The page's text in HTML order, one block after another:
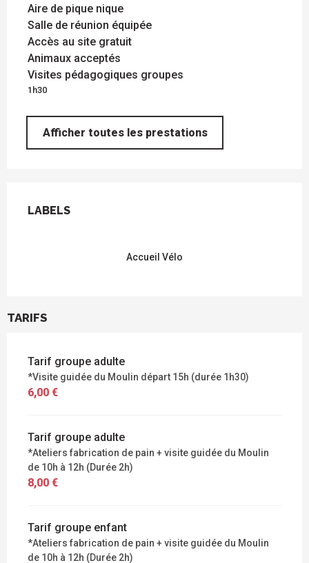
Aire de pique nique
Salle de réunion équipée
Accès au site gratuit
Animaux acceptés
Visites pédagogiques groupes
1h30
Afficher toutes les prestations
LABELS
LABELS
Accueil Vélo
TARIFS
Tarif groupe adulte
*Visite guidée du Moulin départ 15h (durée 1h30)
6,00 €
Tarif groupe adulte
*Ateliers fabrication de pain + visite guidée du Moulin
de 10h à 12h (Durée 2h)
8,00 €
Tarif groupe enfant
*Ateliers fabrication de pain + visite guidée du Moulin
de 10h à 12h (Durée 2h)